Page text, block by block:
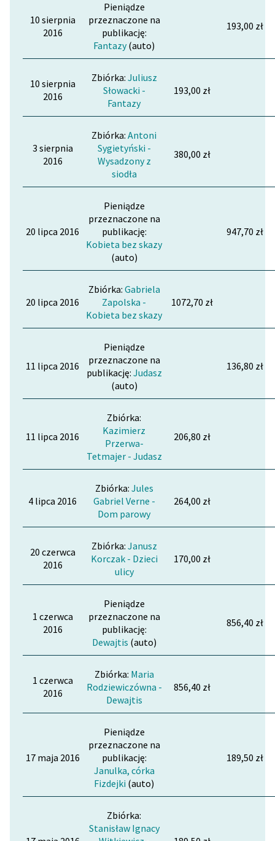
10 sierpnia
2016
Pieniądze
przeznaczone na
publikację:
Fantazy(auto)
193,00 zł
10 sierpnia
2016
Zbiórka: Juliusz
Słowacki -
Fantazy
193,00 zł
3 sierpnia
2016
Zbiórka:Antoni
Sygietyński -
Wysadzony z
siodła
380,00 zł
20 lipca 2016
Pieniądze
przeznaczone na
publikację:
Kobieta bez skazy
(auto)
947,70 zł
20 lipca 2016
Zbiórka: Gabriela
Zapolska -
Kobieta bez skazy
1072,70 zł
11 lipca 2016
Pieniądze
przeznaczone na
publikację: Judasz
(auto)
136,80 zł
11 lipca 2016
Zbiórka:
Kazimierz
Przerwa-
Tetmajer - Judasz
206,80 zł
4 lipca 2016
Zbiórka: Jules
Gabriel Verne -
Dom parowy
264,00 zł
20 czerwca
2016
Zbiórka: Janusz
Korczak - Dzieci
ulicy
170,00 zł
1 czerwca
2016
Pieniądze
przeznaczone na
publikację:
Dewajtis (auto)
856,40 zł
1 czerwca
2016
Zbiórka: Maria
Rodziewiczówna -
Dewajtis
856,40 zł
17 maja 2016
Pieniądze
przeznaczone na
publikację:
Janulka, córka
Fizdejki (auto)
189,50 zł
Zbiórka:
Stanisław Ignacy